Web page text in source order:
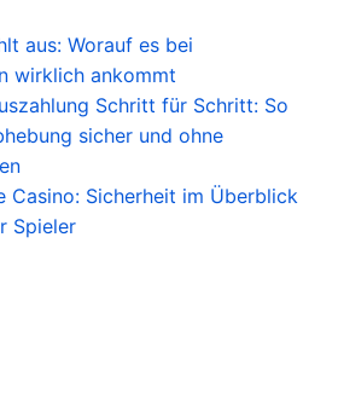
aus: Worauf es bei
wirklich ankommt
Schritt für Schritt: So
sicher und ohne
Casino: Sicherheit im Überblick
Spieler